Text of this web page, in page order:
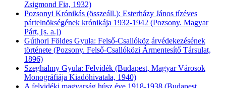
Zsigmond Fia, 1932)
Pozsonyi Krónikás (összeáll.): Esterházy János tízéves
pártelnökségének krónikája 1932-1942 (Pozsony. Magyar
Párt, [s. a.])
Gúthori Földes Gyula: Felső-Csallóköz árvédekezésének
története (Pozsony. Felső-Csallóközi Ármentesítő Társulat,
1896)
Szeghalmy Gyula: Felvidék (Budapest, Magyar Városok
Monográfiája Kiadóhivatala, 1940)
A felvidéki magyarság húsz éve 1918-1938 (Budapest.